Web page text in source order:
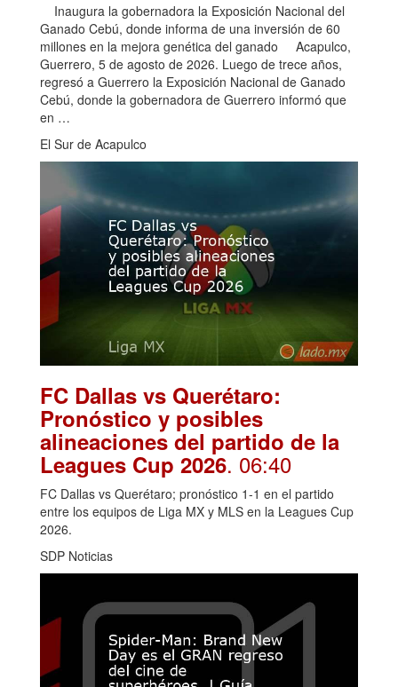
Inaugura la gobernadora la Exposición Nacional del
Ganado Cebú, donde informa de una inversión de 60
millones en la mejora genética del ganado Acapulco,
Guerrero, 5 de agosto de 2026. Luego de trece años,
regresó a Guerrero la Exposición Nacional de Ganado
Cebú, donde la gobernadora de Guerrero informó que
en …
El Sur de Acapulco
FC Dallas vs Querétaro:
Pronóstico y posibles
alineaciones del partido de la
Leagues Cup 2026. 06:40
FC Dallas vs Querétaro; pronóstico 1-1 en el partido
entre los equipos de Liga MX y MLS en la Leagues Cup
2026.
SDP Noticias